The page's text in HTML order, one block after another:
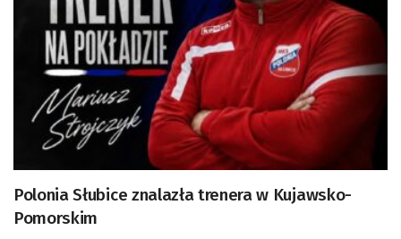
Polonia Słubice znalazła trenera w Kujawsko-
Pomorskim